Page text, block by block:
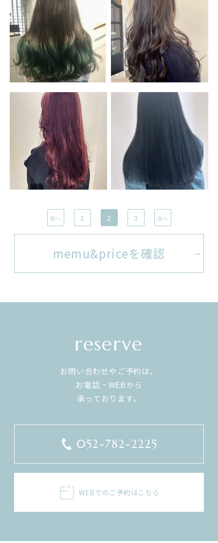
前へ 1 2 3 次へ
memu&priceを確認
reserve
お問い合わせやご予約は、
お電話・WEBから
​​​​​​​承っております。
052-782-2225
WEBでのご予約はこちら